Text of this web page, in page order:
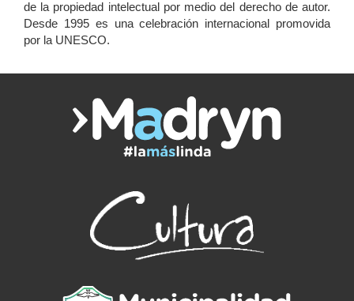
de la propiedad intelectual por medio del derecho de autor.
Desde 1995 es una celebración internacional promovida
por la UNESCO.